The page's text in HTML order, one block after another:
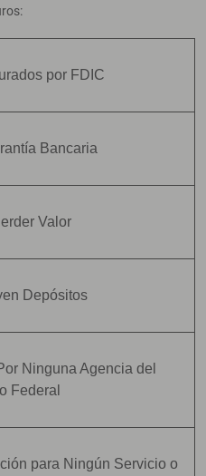
por FDIC
Bancaria
Valor
Depósitos
Ninguna Agencia del
Federal
para Ningún Servicio o